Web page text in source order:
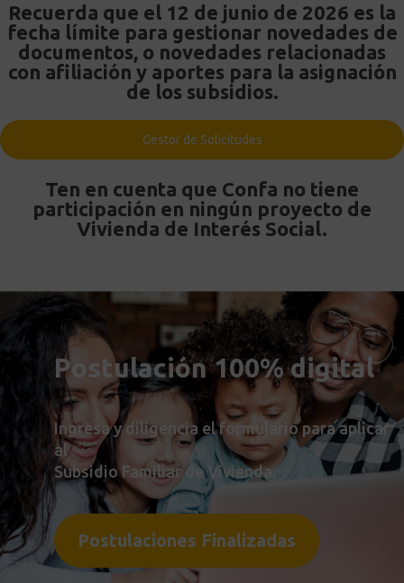
Recuerda que el 12 de junio de 2026 es la
fecha límite para gestionar novedades de
documentos, o novedades relacionadas
con afiliación y aportes para la asignación
de los subsidios.
Gestor de Solicitudes
Ten en cuenta que Confa no tiene
participación en ningún proyecto de
Vivienda de Interés Social.
Postulación 100% digital
Ingresa y diligencia el formulario para aplicar
al
Subsidio Familiar de Vivienda.
Postulaciones Finalizadas